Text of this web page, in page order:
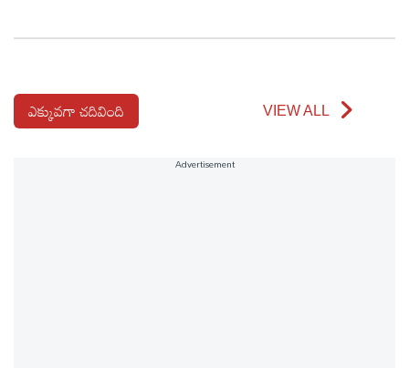
ఎక్కువగా చదివింది VIEW ALL
Advertisement